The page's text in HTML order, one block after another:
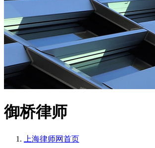
御桥律师
上海律师网首页